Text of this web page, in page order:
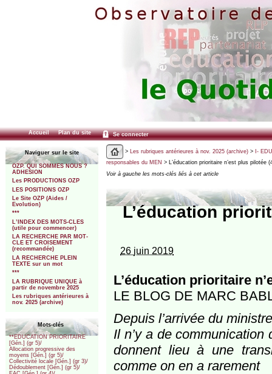
Accueil Plan du site Se connecter
Naviguer sur le site
OZP. QUI SOMMES NOUS ?
ADHESION
Les PRODUCTIONS OZP
LES POSITIONS OZP
Le Site OZP (Aides /
Evolution)
***
L’INDEX DES MOTS-CLES
(utile pour commencer)
LA RECHERCHE PAR MOT-
CLE ET CROISEMENT
(recommandée)
LA RECHERCHE PLEIN
TEXTE sur un mot
***
LA RUBRIQUE UNIQUE à
partir de novembre 2025
Les rubriques antérieures à
nov. 2025 (archive)
Mots-clés
**EDUCATION PRIORITAIRE
[Gén.] (gr 5)/
Allocation progressive des
moyens [Gén.] (gr 5)/
Collectivité locale [Gén.] (gr 3)/
Dédoublement [Gén.] (gr 5)/
> Les rubriques antérieures à nov. 2025 (archive)> I-
responsables du MEN > L’éducation prioritaire n’est plus pilotée
Voir à gauche les mots-clés liés à cet article
L’éducation
26 juin 2019
L’éducation prioritaire
LE BLOG DE MARC
Depuis l’arrivée du
Il n’y a de
donnent lieu à une
comme on en a rarement